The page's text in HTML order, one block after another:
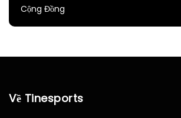
Cộng Đồng
Về Tinesports